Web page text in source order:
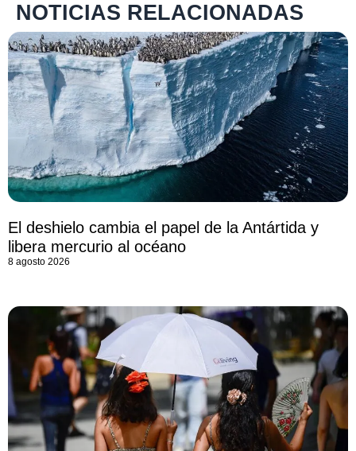
NOTICIAS RELACIONADAS
El deshielo cambia el papel de la Antártida y
libera mercurio al océano
8 agosto 2026